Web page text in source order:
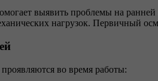
выявить проблемы на
нагрузок. Первичный
во время работы: